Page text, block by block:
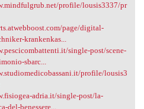
profile/lousis3337/pr
page/digital-
krankenkas...
single-post/scene-
sbarc...
profile/lousis3
adria.it/single-post/la-
del-benessere...